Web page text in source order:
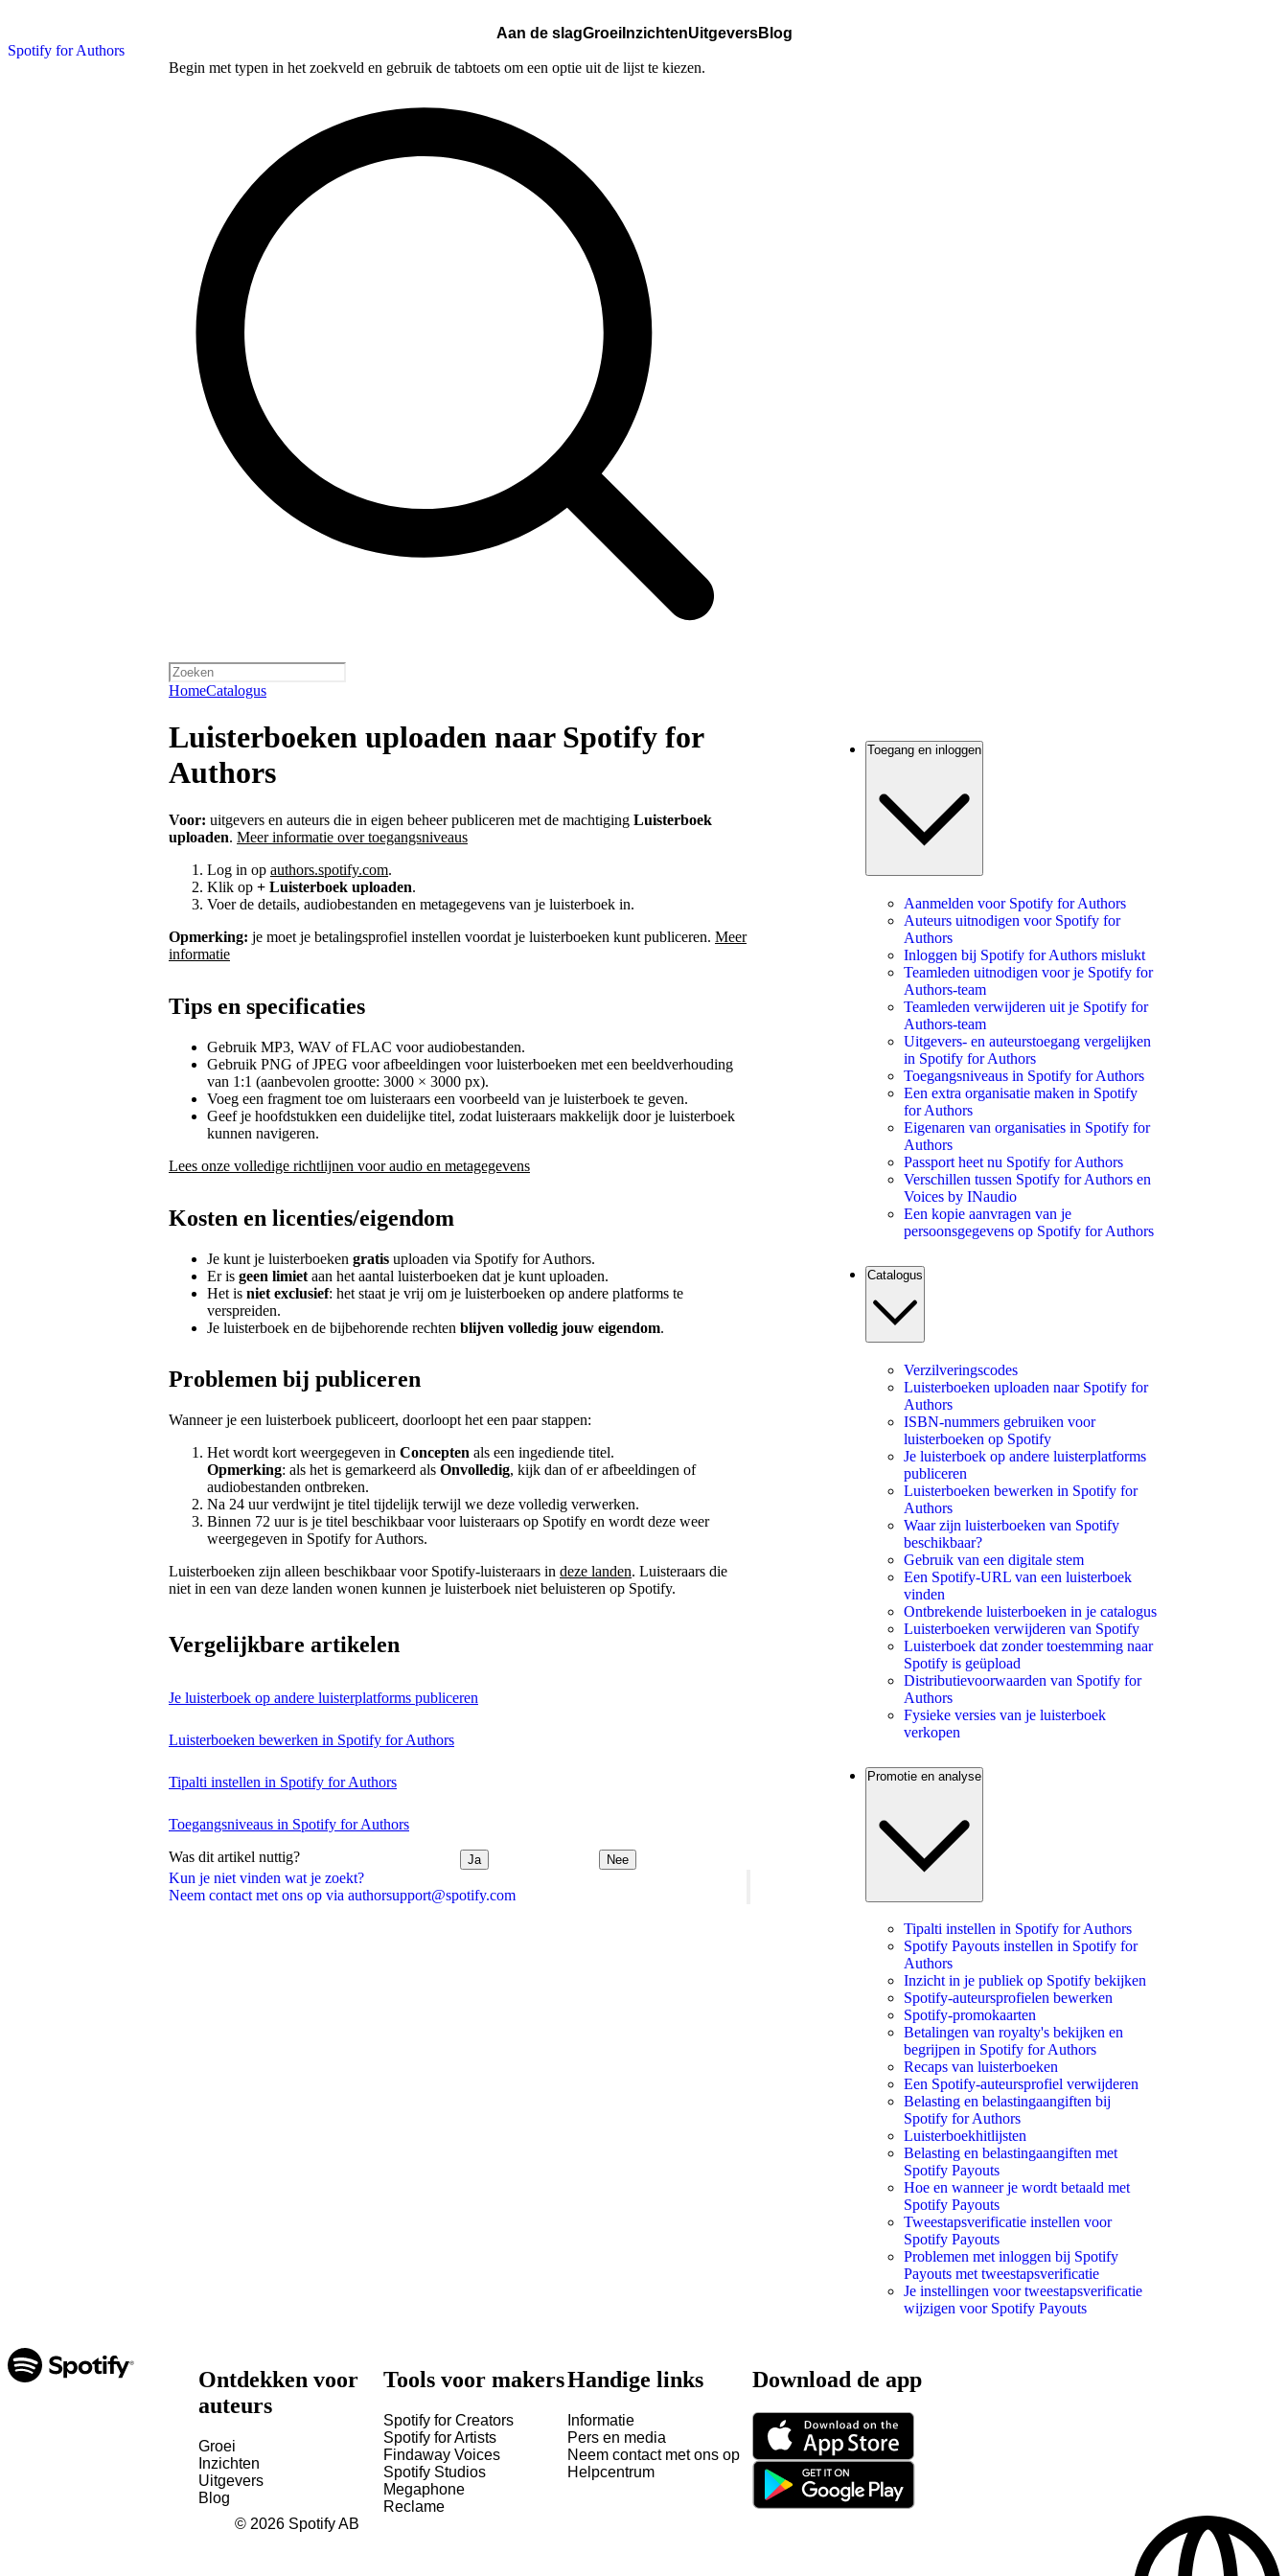
Spotify for Authors
Aan de slagGroeiInzichtenUitgeversBlog
Begin met typen in het zoekveld en gebruik de tabtoets om een optie uit de lijst te kiezen.
HomeCatalogus
Kun je niet vinden wat je zoekt?
Neem contact met ons op via authorsupport@spotify.com
Luisterboeken uploaden naar Spotify for
Authors
Voor: uitgevers en auteurs die in eigen beheer publiceren met de machtiging Luisterboek
uploaden. Meer informatie over toegangsniveaus
Log in op authors.spotify.com.
Klik op + Luisterboek uploaden.
Voer de details, audiobestanden en metagegevens van je luisterboek in.
Opmerking: je moet je betalingsprofiel instellen voordat je luisterboeken kunt publiceren. Meer
informatie
Tips en specificaties
Gebruik MP3, WAV of FLAC voor audiobestanden.
Gebruik PNG of JPEG voor afbeeldingen voor luisterboeken met een beeldverhouding
van 1:1 (aanbevolen grootte: 3000 × 3000 px).
Voeg een fragment toe om luisteraars een voorbeeld van je luisterboek te geven.
Geef je hoofdstukken een duidelijke titel, zodat luisteraars makkelijk door je luisterboek
kunnen navigeren.
Lees onze volledige richtlijnen voor audio en metagegevens
Kosten en licenties/eigendom
Je kunt je luisterboeken gratis uploaden via Spotify for Authors.
Er is geen limiet aan het aantal luisterboeken dat je kunt uploaden.
Het is niet exclusief: het staat je vrij om je luisterboeken op andere platforms te
verspreiden.
Je luisterboek en de bijbehorende rechten blijven volledig jouw eigendom.
Problemen bij publiceren
Wanneer je een luisterboek publiceert, doorloopt het een paar stappen:
Het wordt kort weergegeven in Concepten als een ingediende titel.
Opmerking: als het is gemarkeerd als Onvolledig, kijk dan of er afbeeldingen of
audiobestanden ontbreken.
Na 24 uur verdwijnt je titel tijdelijk terwijl we deze volledig verwerken.
Binnen 72 uur is je titel beschikbaar voor luisteraars op Spotify en wordt deze weer
weergegeven in Spotify for Authors.
Luisterboeken zijn alleen beschikbaar voor Spotify-luisteraars in deze landen. Luisteraars die
niet in een van deze landen wonen kunnen je luisterboek niet beluisteren op Spotify.
Vergelijkbare artikelen
Je luisterboek op andere luisterplatforms publiceren
Luisterboeken bewerken in Spotify for Authors
Tipalti instellen in Spotify for Authors
Toegangsniveaus in Spotify for Authors
Was dit artikel nuttig? Ja Nee
Toegang en inloggen
Aanmelden voor Spotify for Authors
Auteurs uitnodigen voor Spotify for
Authors
Inloggen bij Spotify for Authors mislukt
Teamleden uitnodigen voor je Spotify for
Authors-team
Teamleden verwijderen uit je Spotify for
Authors-team
Uitgevers- en auteurstoegang vergelijken
in Spotify for Authors
Toegangsniveaus in Spotify for Authors
Een extra organisatie maken in Spotify
for Authors
Eigenaren van organisaties in Spotify for
Authors
Passport heet nu Spotify for Authors
Verschillen tussen Spotify for Authors en
Voices by INaudio
Een kopie aanvragen van je
persoonsgegevens op Spotify for Authors
Catalogus
Verzilveringscodes
Luisterboeken uploaden naar Spotify for
Authors
ISBN-nummers gebruiken voor
luisterboeken op Spotify
Je luisterboek op andere luisterplatforms
publiceren
Luisterboeken bewerken in Spotify for
Authors
Waar zijn luisterboeken van Spotify
beschikbaar?
Gebruik van een digitale stem
Een Spotify-URL van een luisterboek
vinden
Ontbrekende luisterboeken in je catalogus
Luisterboeken verwijderen van Spotify
Luisterboek dat zonder toestemming naar
Spotify is geüpload
Distributievoorwaarden van Spotify for
Authors
Fysieke versies van je luisterboek
verkopen
Promotie en analyse
Tipalti instellen in Spotify for Authors
Spotify Payouts instellen in Spotify for
Authors
Inzicht in je publiek op Spotify bekijken
Spotify-auteursprofielen bewerken
Spotify-promokaarten
Betalingen van royalty's bekijken en
begrijpen in Spotify for Authors
Recaps van luisterboeken
Een Spotify-auteursprofiel verwijderen
Belasting en belastingaangiften bij
Spotify for Authors
Luisterboekhitlijsten
Belasting en belastingaangiften met
Spotify Payouts
Hoe en wanneer je wordt betaald met
Spotify Payouts
Tweestapsverificatie instellen voor
Spotify Payouts
Problemen met inloggen bij Spotify
Payouts met tweestapsverificatie
Je instellingen voor tweestapsverificatie
wijzigen voor Spotify Payouts
Ontdekken voor
auteurs
Groei
Inzichten
Uitgevers
Blog
Tools voor makers
Spotify for Creators
Spotify for Artists
Findaway Voices
Spotify Studios
Megaphone
Reclame
Handige links
Informatie
Pers en media
Neem contact met ons op
Helpcentrum
Download de app
© 2026 Spotify AB